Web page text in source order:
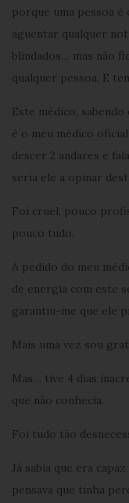
porque uma pessoa é
aguentar qualquer
blindados… mas não
qualquer pessoa. E
Este médico, sabendo
é o meu médico
descer 2 andares e
seria ele a opinar
Foi cruel, pouco
pouco tudo.
A pedido do meu
de energia com este
garantiu-me que ele
Mais uma vez sou
Mas… tive 4 dias
que não conhecia.
Foi tudo tão
Já sabia que era
pensava que tinha